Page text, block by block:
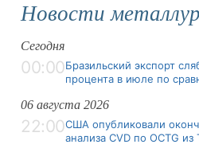
Новости
Сегодня
00:00Бразильский экспорт
процента в июле по
06 августа 2026
22:00США опубликовали
анализа CVD по OCTG из